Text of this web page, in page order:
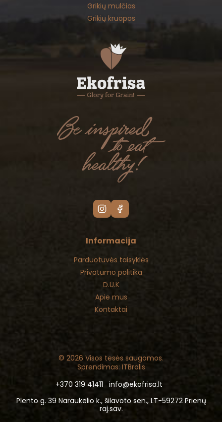
Grikių mulčias
Grikių kruopos
Informacija
Parduotuvės taisyklės
Privatumo politika
D.U.K
Apie mus
Kontaktai
© 2026 Visos tesės saugomos.
Sprendimas: ITBrolis
+370 319 41411
info@ekofrisa.lt
Plento g. 39 Naraukelio k., šilavoto sen., LT-59272 Prienų
raj.sav.